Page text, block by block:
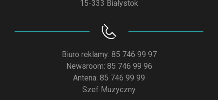
15-333 Białystok
Biuro reklamy: 85 746 99 97
Newsroom: 85 746 99 96
Antena: 85 746 99 99
Szef Muzyczny